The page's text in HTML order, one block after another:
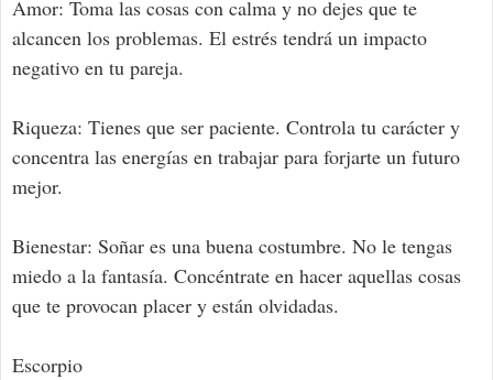
Amor: Toma las cosas con calma y no dejes que te
alcancen los problemas. El estrés tendrá un impacto
negativo en tu pareja.
Riqueza: Tienes que ser paciente. Controla tu carácter y
concentra las energías en trabajar para forjarte un futuro
mejor.
Bienestar: Soñar es una buena costumbre. No le tengas
miedo a la fantasía. Concéntrate en hacer aquellas cosas
que te provocan placer y están olvidadas.
Escorpio